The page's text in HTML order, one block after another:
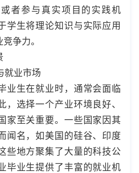
者参与真实项目的实践机
学生将理论知识与实际应用
争力。
业市场
生在就业时，通常会面临
，选择一个产业环境良好、
家至关重要。一些国家因其
闻名，如美国的硅谷、印度
些地方聚集了大量的科技公
毕业生提供了丰富的就业机